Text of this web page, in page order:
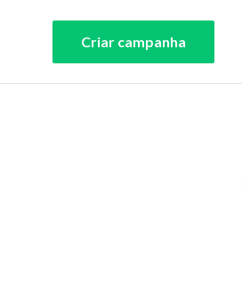
Criar campanha